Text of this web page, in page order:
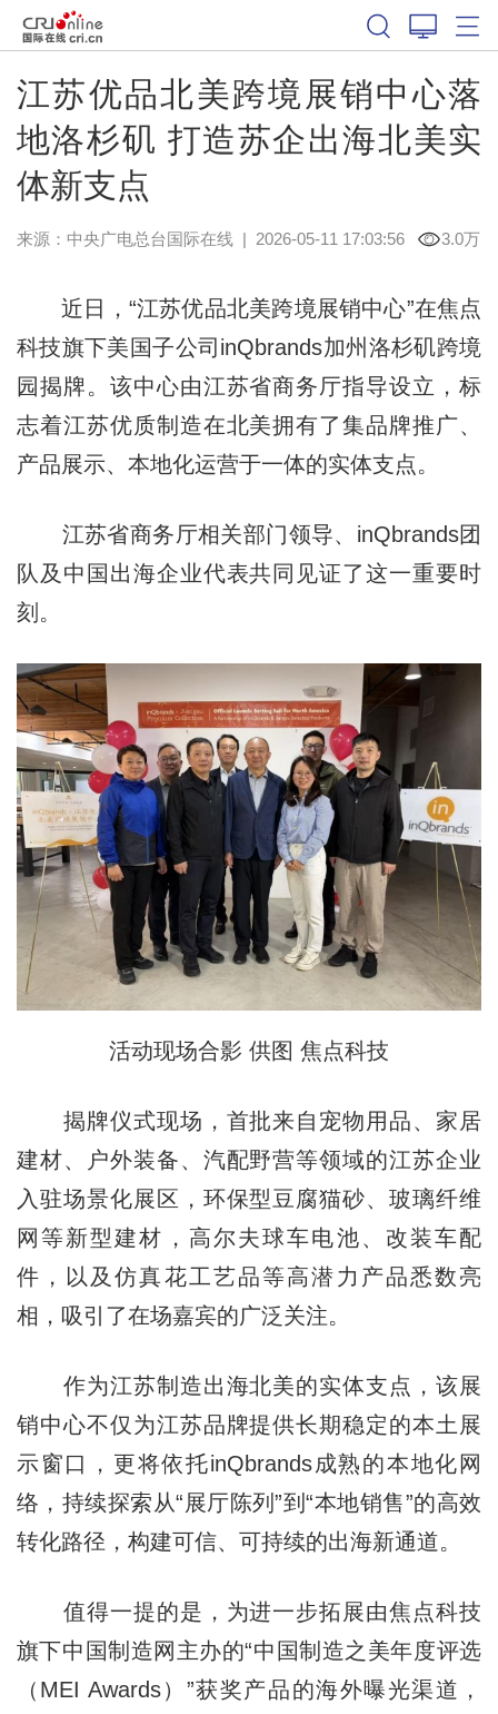
江苏优品北美跨境展销中心落
地洛杉矶 打造苏企出海北美实
体新支点
来源：中央广电总台国际在线| 2026-05-11 17:03:56 3.0万
近日，“江苏优品北美跨境展销中心”在焦点
科技旗下美国子公司inQbrands加州洛杉矶跨境
园揭牌。该中心由江苏省商务厅指导设立，标
志着江苏优质制造在北美拥有了集品牌推广、
产品展示、本地化运营于一体的实体支点。
江苏省商务厅相关部门领导、inQbrands团
队及中国出海企业代表共同见证了这一重要时
刻。
活动现场合影 供图 焦点科技
揭牌仪式现场，首批来自宠物用品、家居
建材、户外装备、汽配野营等领域的江苏企业
入驻场景化展区，环保型豆腐猫砂、玻璃纤维
网等新型建材，高尔夫球车电池、改装车配
件，以及仿真花工艺品等高潜力产品悉数亮
相，吸引了在场嘉宾的广泛关注。
作为江苏制造出海北美的实体支点，该展
销中心不仅为江苏品牌提供长期稳定的本土展
示窗口，更将依托inQbrands成熟的本地化网
络，持续探索从“展厅陈列”到“本地销售”的高效
转化路径，构建可信、可持续的出海新通道。
值得一提的是，为进一步拓展由焦点科技
旗下中国制造网主办的“中国制造之美年度评选
（MEI Awards）”获奖产品的海外曝光渠道，